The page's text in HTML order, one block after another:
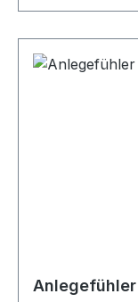
Anlegefühler